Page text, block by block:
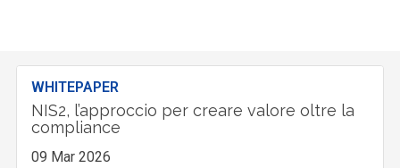
WHITEPAPER
NIS2, l’approccio per creare valore oltre la
compliance
09 Mar 2026